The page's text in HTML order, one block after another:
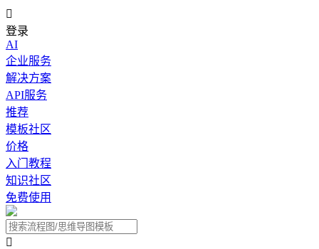

登录
AI
企业服务
解决方案
API服务
推荐
模板社区
价格
入门教程
知识社区
免费使用
